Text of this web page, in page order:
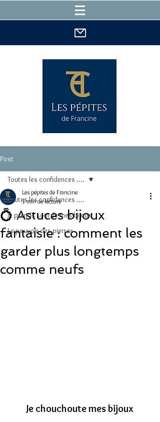
Post
Toutes les confidences ....
Je prends soin de mes bijoux
Le pouvoir des pierres
Toutes les confidences ....
💍 Astuces bijoux
fantaisie : comment les
garder plus longtemps
comme neufs
Les pépites de Francine
1 min de lecture
Je chouchoute mes bijoux